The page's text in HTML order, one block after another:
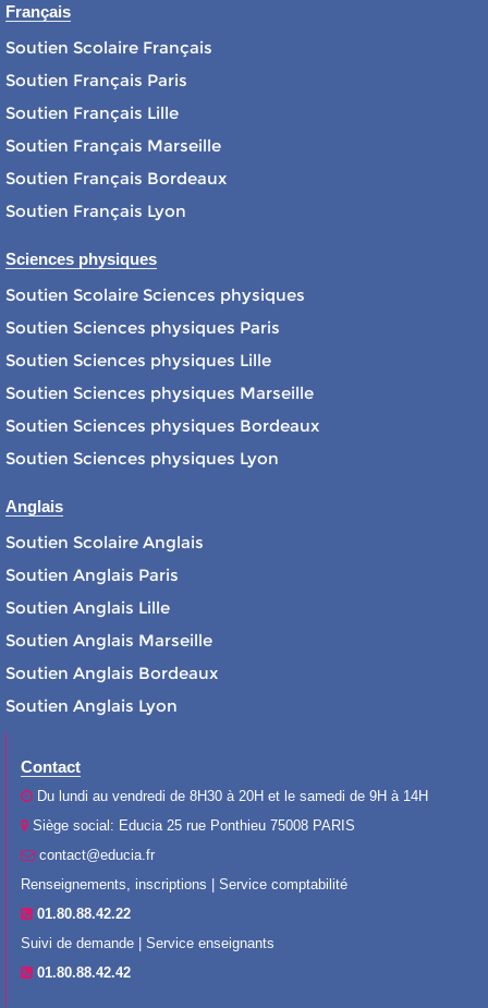
Français
Soutien Scolaire Français
Soutien Français Paris
Soutien Français Lille
Soutien Français Marseille
Soutien Français Bordeaux
Soutien Français Lyon
Sciences physiques
Soutien Scolaire Sciences physiques
Soutien Sciences physiques Paris
Soutien Sciences physiques Lille
Soutien Sciences physiques Marseille
Soutien Sciences physiques Bordeaux
Soutien Sciences physiques Lyon
Anglais
Soutien Scolaire Anglais
Soutien Anglais Paris
Soutien Anglais Lille
Soutien Anglais Marseille
Soutien Anglais Bordeaux
Soutien Anglais Lyon
Contact
Du lundi au vendredi de 8H30 à 20H et le samedi de 9H à 14H
Siège social: Educia 25 rue Ponthieu 75008 PARIS
contact@educia.fr
Renseignements, inscriptions | Service comptabilité
01.80.88.42.22
Suivi de demande | Service enseignants
01.80.88.42.42